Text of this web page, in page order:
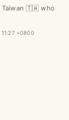
Taiwan 🇹🇼 who
+0800